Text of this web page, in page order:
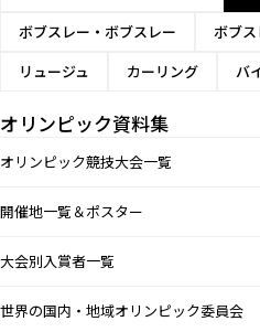
ボブスレー・ボブスレー
ボブ
リュージュ
カーリング バ
オリンピック資料集
オリンピック競技大会一覧
開催地一覧＆ポスター
大会別入賞者一覧
世界の国内・地域オリンピック委員会